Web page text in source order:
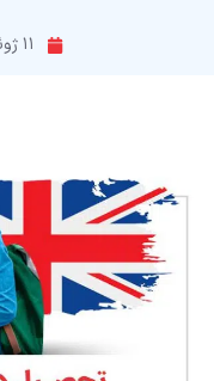
11 ژوئن, 2022